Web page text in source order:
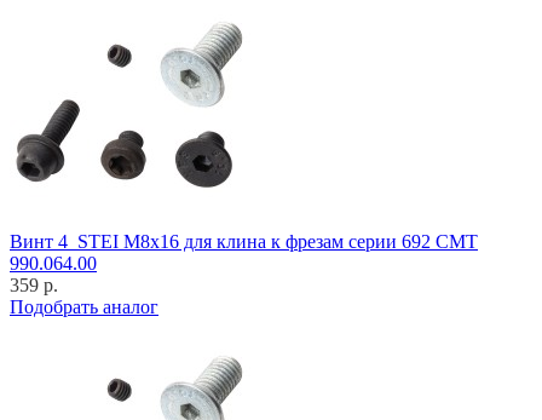
Винт 4_STEI M8x16 для клина к фрезам серии 692 CMT
990.064.00
359 р.
Подобрать аналог